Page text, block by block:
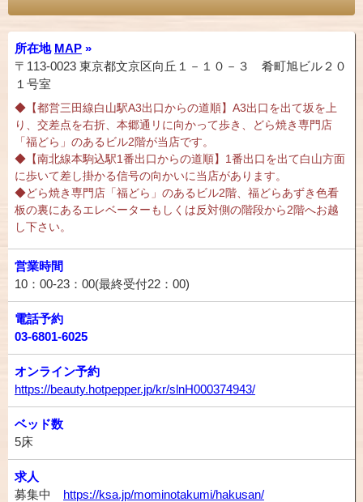
所在地 MAP »
〒113-0023 東京都文京区向丘１－１０－３ 肴町旭ビル２０
１号室
◆【都営三田線白山駅A3出口からの道順】A3出口を出て坂を上
り、交差点を右折、本郷通リに向かって歩き、どら焼き専門店
「福どら」のあるビル2階が当店です。
◆【南北線本駒込駅1番出口からの道順】1番出口を出て白山方面
に歩いて差し掛かる信号の向かいに当店があります。
◆どら焼き専門店「福どら」のあるビル2階、福どらあずき色看
板の裏にあるエレベーターもしくは反対側の階段から2階へお越
し下さい。
営業時間
10：00-23：00(最終受付22：00)
電話予約
03-6801-6025
オンライン予約
https://beauty.hotpepper.jp/kr/slnH000374943/
ベッド数
5床
求人
募集中 https://ksa.jp/mominotakumi/hakusan/